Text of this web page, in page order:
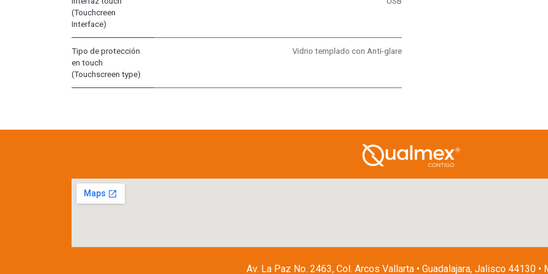
(Touchcreen
Interface)
Tipo de protección
en touch
(Touchscreen type)
Vidrio templado con Anti-glare
Av. La Paz No. 2463, Col. Arcos Vallarta • Guadalajara, Jalisco 44130 •